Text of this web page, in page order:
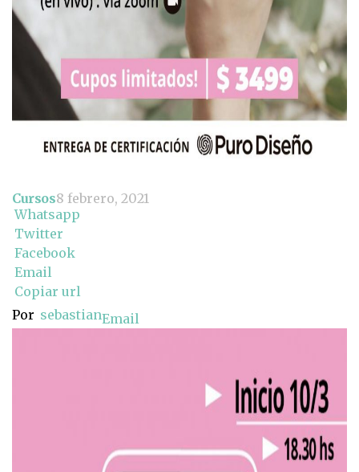
Cursos8 febrero, 2021
Whatsapp
Twitter
Facebook
Email
Copiar url
Por sebastianEmail